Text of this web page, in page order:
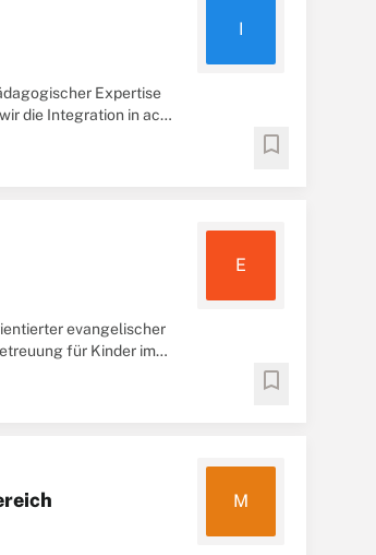
I
Expertise
die Integration in acht
bookmark
E
evangelischer
für Kinder im
bookmark
M